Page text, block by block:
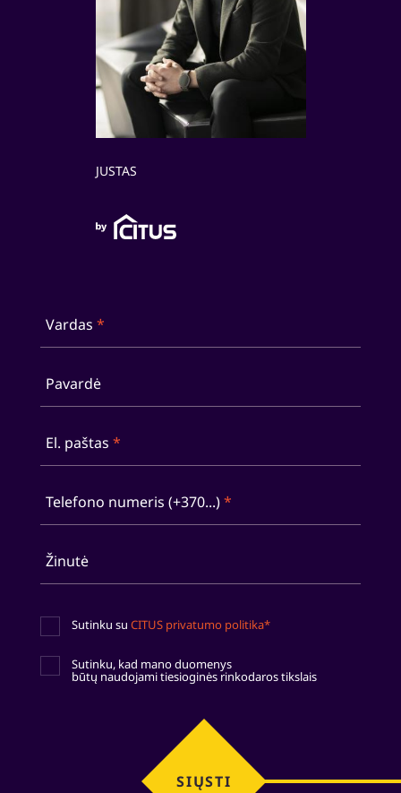
JUSTAS
Vardas *
Pavardė
El. paštas *
Telefono numeris (+370...)*
Žinutė
Sutinku su CITUS privatumo politika*
Sutinku, kad mano duomenys
būtų naudojami tiesioginės rinkodaros tikslais
SIŲSTI